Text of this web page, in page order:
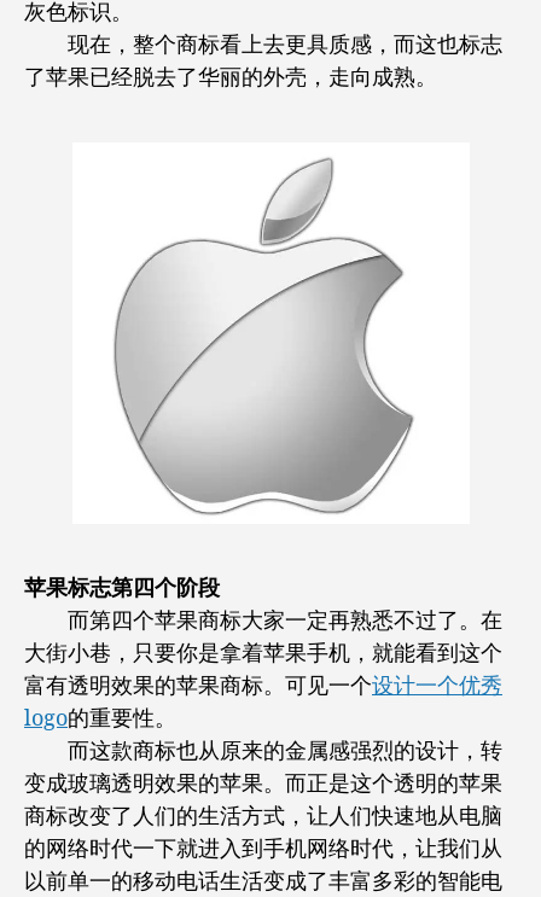
灰色标识。
现在，整个商标看上去更具质感，而这也标志
了苹果已经脱去了华丽的外壳，走向成熟。
苹果标志第四个阶段
而第四个苹果商标大家一定再熟悉不过了。在
大街小巷，只要你是拿着苹果手机，就能看到这个
富有透明效果的苹果商标。可见一个设计一个优秀
logo的重要性。
而这款商标也从原来的金属感强烈的设计，转
变成玻璃透明效果的苹果。而正是这个透明的苹果
商标改变了人们的生活方式，让人们快速地从电脑
的网络时代一下就进入到手机网络时代，让我们从
以前单一的移动电话生活变成了丰富多彩的智能电